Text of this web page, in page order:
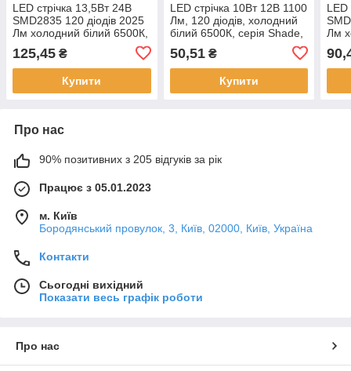
LED стрічка 13,5Вт 24В
SMD2835 120 діодів 2025
Лм холодний білий 6500К,
серія Architect, гарантія 3
роки, Electro House, Якість
125,45 ₴
Купити
LED стрічка 10Вт 12В 1100
Лм, 120 діодів, холодний
білий 6500К, серія Shade,
House, Якість
50,51₴
Купити
LED
Лм
Про нас
90% позитивних з 205 відгуків за рік
Працює з 05.01.2023
м. Київ
Бородянський провулок, 3, Київ, 02000, Київ, Україна
Контакти
Сьогодні вихідний
Показати весь графік роботи
Про нас